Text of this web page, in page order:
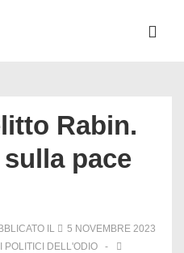
Rabin.
pace
IL
5 NOVEMBRE 2023
I POLITICI DELL'ODIO